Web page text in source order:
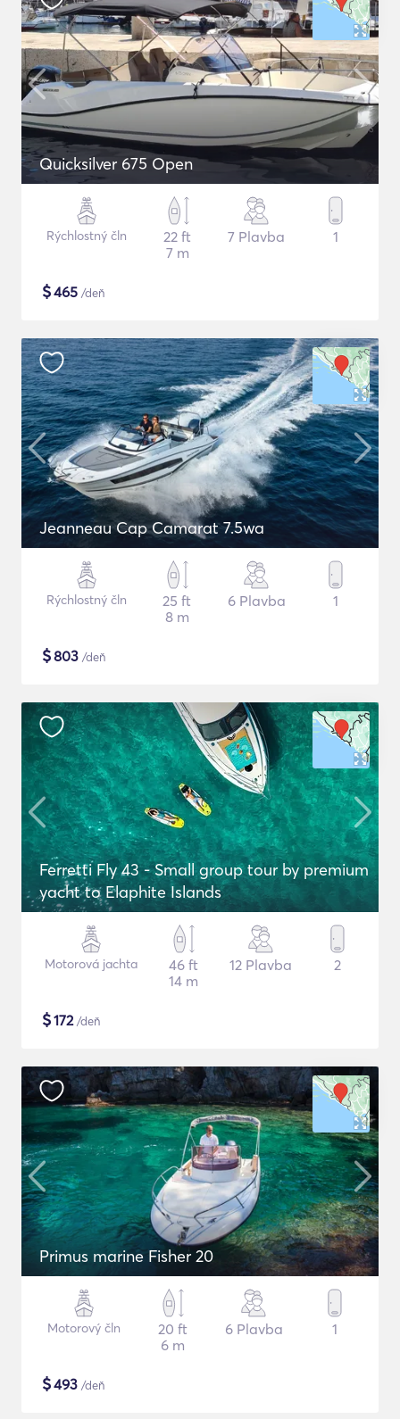
Quicksilver 675 Open
Rýchlostný čln
22 ft
7 m
7 Plavba 1
$465 /deň
Jeanneau Cap Camarat 7.5wa
Rýchlostný čln
25 ft
8 m
6 Plavba 1
$803 /deň
Ferretti Fly 43 - Small group tour by premium
yacht to Elaphite Islands
Motorová jachta
46 ft
14 m
12 Plavba 2
$172/deň
Primus marine Fisher 20
Motorový čln
20 ft
6 m
6 Plavba 1
$493 /deň